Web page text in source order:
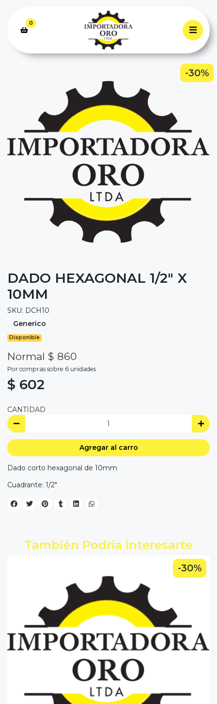
0
-30%
DADO HEXAGONAL 1/2" X
10MM
SKU: DCH10
Generico
Disponible
Normal $ 860
Por compras sobre 6 unidades
$ 602
CANTIDAD
Agregar al carro
Dado corto hexagonal de 10mm
Cuadrante: 1/2"
También Podría Interesarte
-30%